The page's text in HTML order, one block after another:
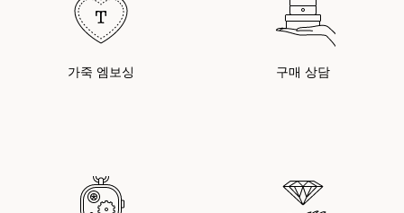
가죽 엠보싱 구매 상담